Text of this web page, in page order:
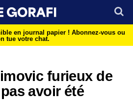
en journal papier ! Abonnez-vous ou
tue votre chat.
furieux de
avoir été